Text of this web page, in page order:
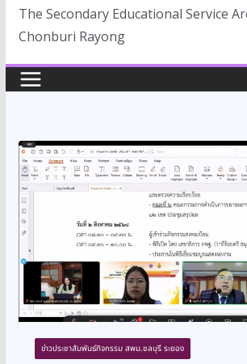
The Secondary Educational Service
Chonburi Rayong
ข่าวประชาสัมพันธ์กิจกรรม สพม.ชลบุรี ระยอง